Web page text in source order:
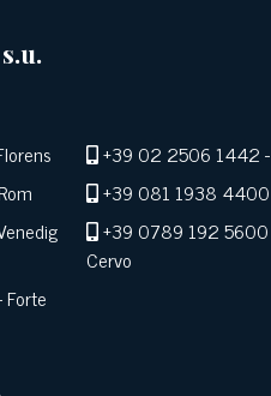
+39 02 2506 1442
+39 081 1938 4400
+39 0789 192 5600
Cervo
Forte